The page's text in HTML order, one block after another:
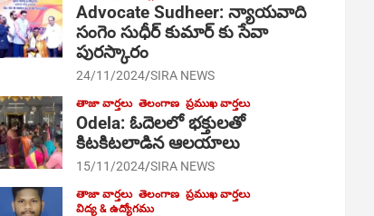
Advocate Sudheer: న్యాయవాది
సంగెం సుధీర్ కుమార్ కు సేవా
పురస్కారం
24/11/2024 SIRA NEWS
తాజా వార్తలు తెలంగాణ ప్రముఖ వార్తలు
Odela: ఓదెల‌లో భక్తులతో
కిటకిటలాడిన ఆల‌యాలు
15/11/2024 SIRA NEWS
తాజా వార్తలు తెలంగాణ ప్రముఖ వార్తలు
విద్య & ఉద్యోగము